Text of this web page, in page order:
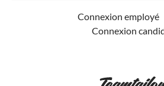
Connexion employé
Connexion